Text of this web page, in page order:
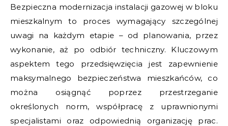
Bezpieczna modernizacja instalacji gazowej w bloku
mieszkalnym to proces wymagający szczególnej
uwagi na każdym etapie – od planowania, przez
wykonanie, aż po odbiór techniczny. Kluczowym
aspektem tego przedsięwzięcia jest zapewnienie
maksymalnego bezpieczeństwa mieszkańców, co
można osiągnąć poprzez przestrzeganie
określonych norm, współpracę z uprawnionymi
specjalistami oraz odpowiednią organizację prac.